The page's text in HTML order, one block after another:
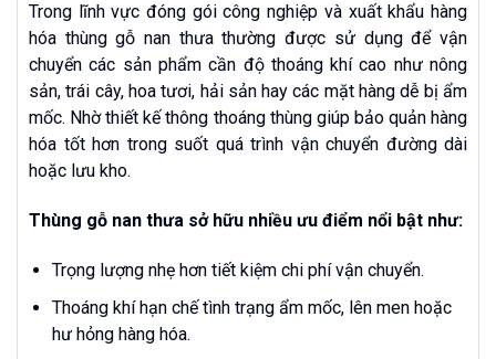
Trong lĩnh vực đóng gói công nghiệp và xuất khẩu hàng
hóa thùng gỗ nan thưa thường được sử dụng để vận
chuyển các sản phẩm cần độ thoáng khí cao như nông
sản, trái cây, hoa tươi, hải sản hay các mặt hàng dễ bị ẩm
mốc. Nhờ thiết kế thông thoáng thùng giúp bảo quản hàng
hóa tốt hơn trong suốt quá trình vận chuyển đường dài
hoặc lưu kho.
Thùng gỗ nan thưa sở hữu nhiều ưu điểm nổi bật như:
Trọng lượng nhẹ hơn tiết kiệm chi phí vận chuyển.
Thoáng khí hạn chế tình trạng ẩm mốc, lên men hoặc
hư hỏng hàng hóa.